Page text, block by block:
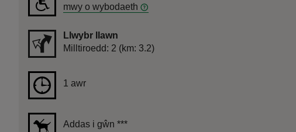
mwy o wybodaeth
Llwybr llawn
Pellter
Milltiroedd: 2 (km: 3.2)
Hyd1 awr
1 awr
Addas i gŵn ***